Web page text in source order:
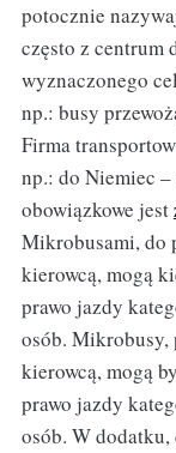
potocznie
często z centrum
wyznaczonego
np.: busy
Firma
np.: do Niemiec
obowiązkowe jest
Mikrobusami, do
kierowcą, mogą
prawo jazdy
osób. Mikrobusy,
kierowcą, mogą
prawo jazdy
osób. W